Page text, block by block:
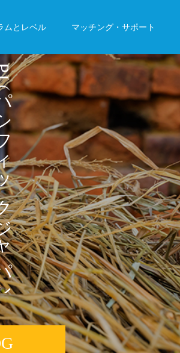
ムとレベル マッチング・サポート